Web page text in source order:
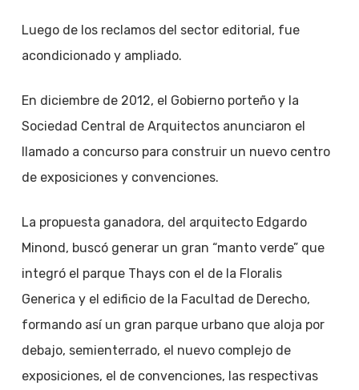
Luego de los reclamos del sector editorial, fue
acondicionado y ampliado.
En diciembre de 2012, el Gobierno porteño y la
Sociedad Central de Arquitectos anunciaron el
llamado a concurso para construir un nuevo centro
de exposiciones y convenciones.
La propuesta ganadora, del arquitecto Edgardo
Minond, buscó generar un gran “manto verde” que
integró el parque Thays con el de la Floralis
Generica y el edificio de la Facultad de Derecho,
formando así un gran parque urbano que aloja por
debajo, semienterrado, el nuevo complejo de
exposiciones, el de convenciones, las respectivas